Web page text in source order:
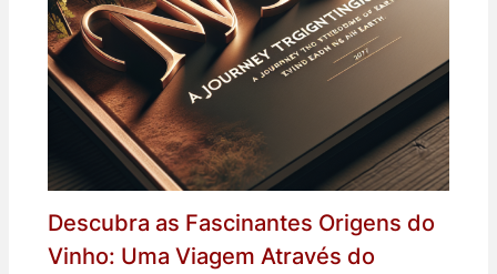
Descubra as Fascinantes Origens do
Vinho: Uma Viagem Através do